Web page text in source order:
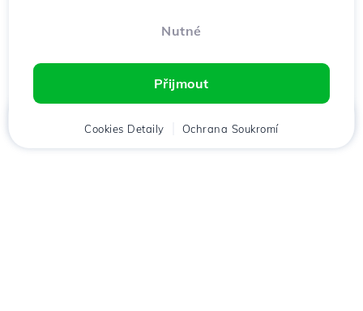
Nutné
Přijmout
Cookies Detaily Ochrana Soukromí
Klient Košík Chat